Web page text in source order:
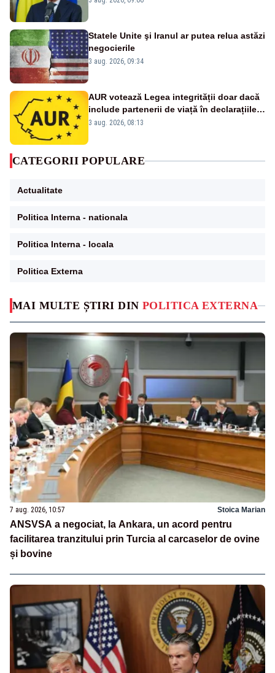
MAI MULTE ȘTIRI DIN POLITICA EXTERNA
7 aug. 2026, 10:57 Stoica Marian
ANSVSA a negociat, la Ankara, un acord pentru
facilitarea tranzitului prin Turcia al carcaselor de ovine
și bovine
Statele Unite şi Iranul ar putea relua astăzi
negocierile
3 aug. 2026, 09:34
AUR votează Legea integrității doar dacă
include partenerii de viață în declarațiile
de avere și interese, așa cum a anunțat
trebuie să plece din funcție: fără excepții!
3 aug. 2026, 08:13
CATEGORII POPULARE
Actualitate
Politica Interna - nationala
Politica Interna - locala
Politica Externa